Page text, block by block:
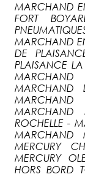
MARCHAND
FORT
MARCHAND
DE
PLAISANCE
MARCHAND
MARCHAND
MARCHAND
ROCHELLE -
MARCHAND
MERCURY
MERCURY
HORS BORD